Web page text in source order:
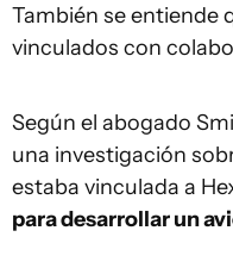
También se entiende
vinculados con
Según el abogado
una investigación
estaba vinculada a
para desarrollar un